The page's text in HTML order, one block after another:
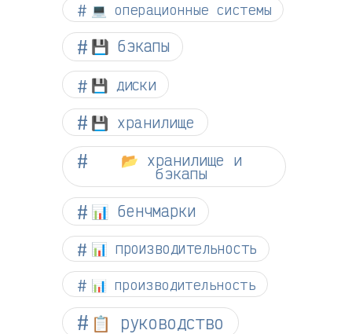
💻 операционные системы
💾 бэкапы
💾 диски
💾 хранилище
📂 хранилище и
бэкапы
📊 бенчмарки
📊 производительность
📊 производительность
📋 руководство